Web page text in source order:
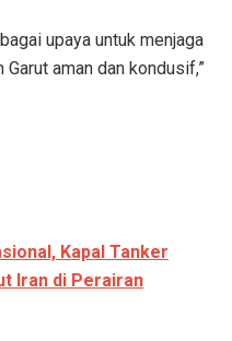
upaya untuk menjaga
aman dan kondusif,”
Kapal Tanker
Iran di Perairan